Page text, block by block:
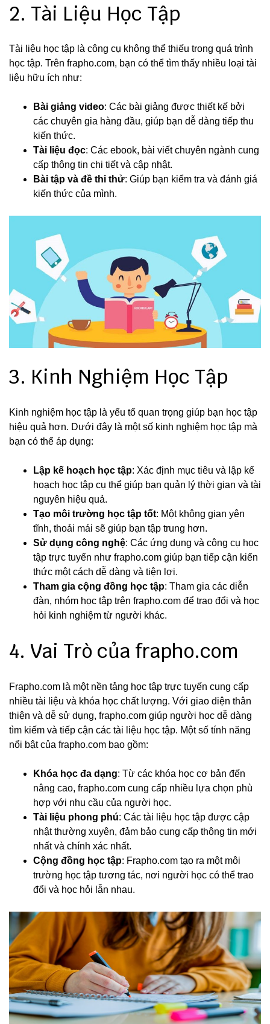
2. Tài Liệu Học Tập
Tài liệu học tập là công cụ không thể thiếu trong quá trình
học tập. Trên frapho.com, bạn có thể tìm thấy nhiều loại tài
liệu hữu ích như:
Bài giảng video: Các bài giảng được thiết kế bởi
các chuyên gia hàng đầu, giúp bạn dễ dàng tiếp thu
kiến thức.
Tài liệu đọc: Các ebook, bài viết chuyên ngành cung
cấp thông tin chi tiết và cập nhật.
Bài tập và đề thi thử: Giúp bạn kiểm tra và đánh giá
kiến thức của mình.
3. Kinh Nghiệm Học Tập
Kinh nghiệm học tập là yếu tố quan trọng giúp bạn học tập
hiệu quả hơn. Dưới đây là một số kinh nghiệm học tập mà
bạn có thể áp dụng:
Lập kế hoạch học tập: Xác định mục tiêu và lập kế
hoạch học tập cụ thể giúp bạn quản lý thời gian và tài
nguyên hiệu quả.
Tạo môi trường học tập tốt: Một không gian yên
tĩnh, thoải mái sẽ giúp bạn tập trung hơn.
Sử dụng công nghệ: Các ứng dụng và công cụ học
tập trực tuyến như frapho.com giúp bạn tiếp cận kiến
thức một cách dễ dàng và tiện lợi.
Tham gia cộng đồng học tập: Tham gia các diễn
đàn, nhóm học tập trên frapho.com để trao đổi và học
hỏi kinh nghiệm từ người khác.
4. Vai Trò của frapho.com
Frapho.com là một nền tảng học tập trực tuyến cung cấp
nhiều tài liệu và khóa học chất lượng. Với giao diện thân
thiện và dễ sử dụng, frapho.com giúp người học dễ dàng
tìm kiếm và tiếp cận các tài liệu học tập. Một số tính năng
nổi bật của frapho.com bao gồm:
Khóa học đa dạng: Từ các khóa học cơ bản đến
nâng cao, frapho.com cung cấp nhiều lựa chọn phù
hợp với nhu cầu của người học.
Tài liệu phong phú: Các tài liệu học tập được cập
nhật thường xuyên, đảm bảo cung cấp thông tin mới
nhất và chính xác nhất.
Cộng đồng học tập: Frapho.com tạo ra một môi
trường học tập tương tác, nơi người học có thể trao
đổi và học hỏi lẫn nhau.